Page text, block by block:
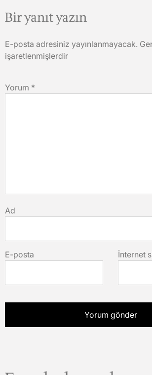
Bir yanıt yazın
E-posta adresiniz yayınlanmayacak.
işaretlenmişlerdir
Yorum *
Ad
E-posta İnternet